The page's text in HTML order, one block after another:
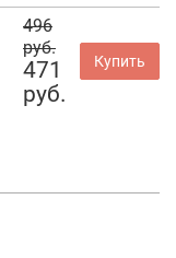
496
руб.
471
руб.
Купить